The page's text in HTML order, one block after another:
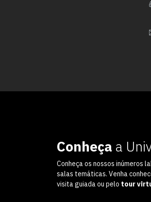
Conheça a
Conheça os nossos inúmeros
salas temáticas. Venha
visita guiada ou pelo tour